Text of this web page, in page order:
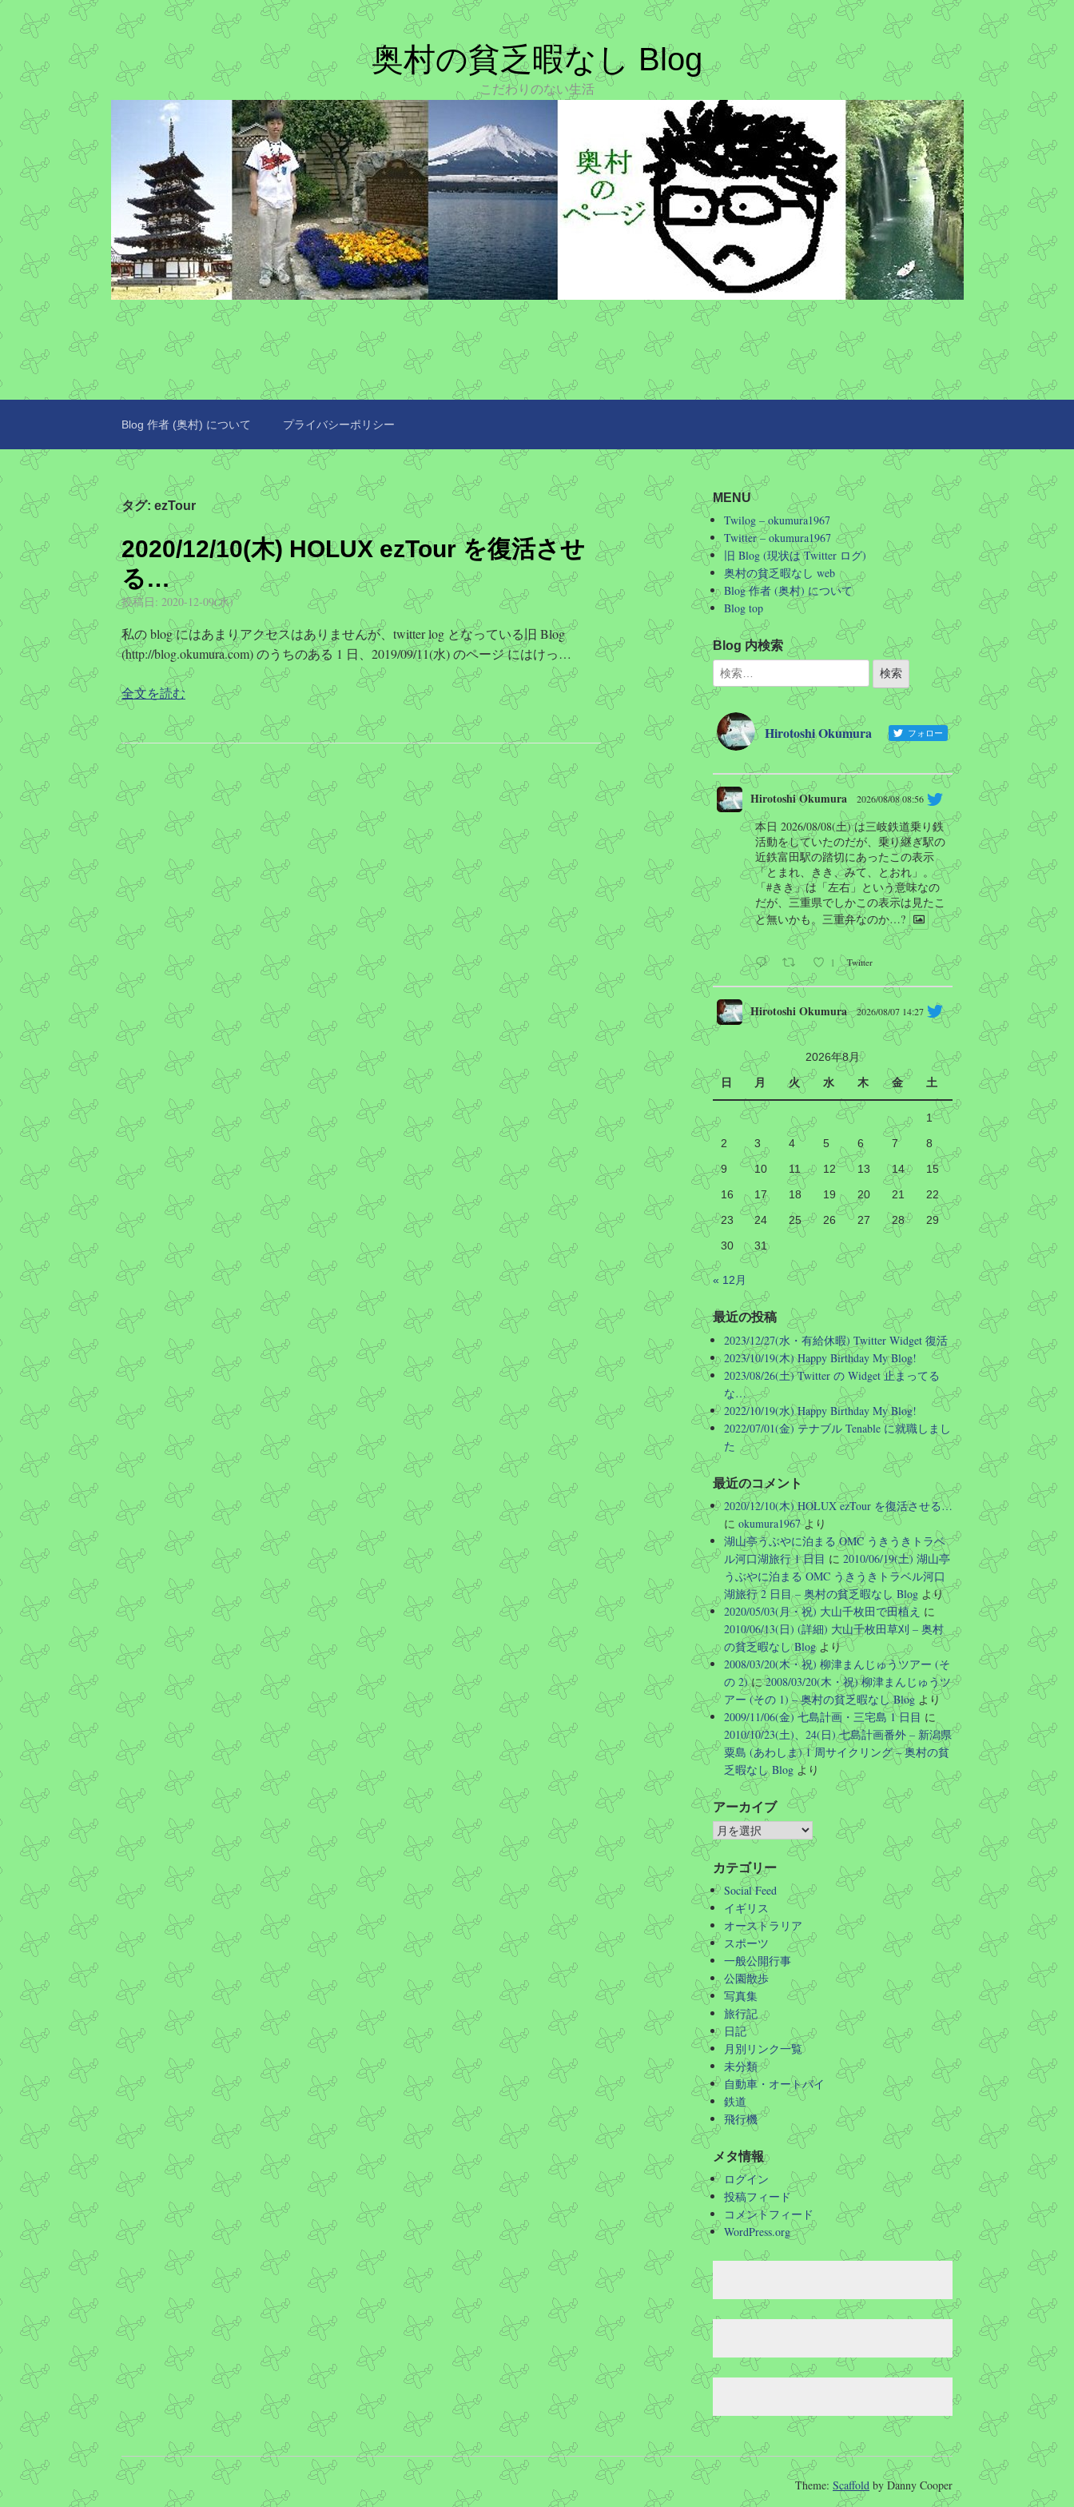
奥村の貧乏暇なし Blog
こだわりのない生活
Blog 作者 (奥村) について プライバシーポリシー
タグ: ezTour
2020/12/10(木) HOLUX ezTour を復活させ
る…
投稿日: 2020-12-09(水)
私の blog にはあまりアクセスはありませんが、twitter log となっている旧 Blog
(http://blog.okumura.com) のうちのある 1 日、2019/09/11(水) のページ にはけっ…
全文を読む
MENU
Twilog – okumura1967
Twitter – okumura1967
旧 Blog (現状は Twitter ログ)
奥村の貧乏暇なし web
Blog 作者 (奥村) について
Blog top
Blog 内検索
Hirotoshi Okumura フォロー
Hirotoshi Okumura 2026/08/08 08:56
本日 2026/08/08(土) は三岐鉄道乗り鉄
活動をしていたのだが、乗り継ぎ駅の
近鉄富田駅の踏切にあったこの表示
「とまれ、きき、みて、とおれ」。
「#きき」は「左右」という意味なの
だが、三重県でしかこの表示は見たこ
と無いかも。三重弁なのか…?
1 Twitter
Hirotoshi Okumura 2026/08/07 14:27
Is this heaven? No, it's Iowa. A MLB
game will be held at Iowa.
MLB
@MLB
"Is this heaven?"
"No, it's Iowa!"
MLB at Field of Dreams returns one
week from tonight!
Twitter
Hirotoshi Okumura 2026/08/07 12:54
これは、AI の正しい使い方という気
がする。他にも復活する昔のアプリケ
ーション増えないかな…
窓の杜
@madonomori
老舗のマウスユーティリティ「チ
ューチューマウス」がAIの力を借
りて15年ぶりに復活／64bit化、
Windows 10/11、「Chrome」も走
り回る。復活記念で2026年末ま
https://forest.watch.impress.co.jp/docs
/news/2131497.html
1 1 Twitter
さらに読み込む
2026年8月
日
月 火 水 木 金 土
1
2
3 4 5 6 7
8
9
10 11 12 13 14
15
16
17 18 19 20 21
22
23
24 25 26 27 28
29
30
31
« 12月
最近の投稿
2023/12/27(水・有給休暇) Twitter Widget 復活
2023/10/19(木) Happy Birthday My Blog!
2023/08/26(土) Twitter の Widget 止まってる
な…
2022/10/19(水) Happy Birthday My Blog!
2022/07/01(金) テナブル Tenable に就職しまし
た
最近のコメント
2020/12/10(木) HOLUX ezTour を復活させる…
に okumura1967より
湖山亭うぶやに泊まる OMC うきうきトラベ
ル河口湖旅行 1 日目 に 2010/06/19(土) 湖山亭
うぶやに泊まる OMC うきうきトラベル河口
湖旅行 2 日目 – 奥村の貧乏暇なし Blog より
2020/05/03(月・祝) 大山千枚田で田植え に
2010/06/13(日) (詳細) 大山千枚田草刈 – 奥村
の貧乏暇なし Blogより
2008/03/20(木・祝) 柳津まんじゅうツアー (そ
の 2)に2008/03/20(木・祝) 柳津まんじゅうツ
アー (その 1) – 奥村の貧乏暇なし Blog より
2009/11/06(金) 七島計画・三宅島 1 日目 に
2010/10/23(土)、24(日) 七島計画番外 – 新潟県
粟島 (あわしま) 1 周サイクリング – 奥村の貧
乏暇なし Blog より
アーカイブ
カテゴリー
Social Feed
イギリス
オーストラリア
スポーツ
一般公開行事
公園散歩
写真集
旅行記
日記
月別リンク一覧
未分類
自動車・オートバイ
鉄道
飛行機
メタ情報
ログイン
投稿フィード
コメントフィード
WordPress.org
Theme: Scaffold by Danny Cooper